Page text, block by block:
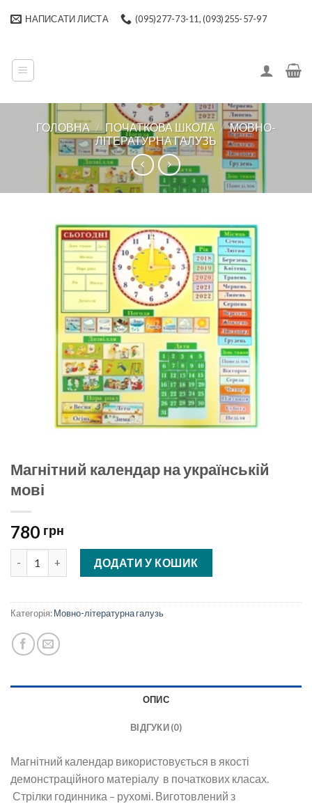
НАПИСАТИ ЛИСТА (095)277-73-11, (093)255-57-97
ГОЛОВНА / ПОЧАТКОВА ШКОЛА / МОВНО-
ЛІТЕРАТУРНА ГАЛУЗЬ
Магнітний календар на українській
мові
780 грн
Магнітний календар на українській мові кількість
ДОДАТИ У КОШИК
Категорія:Мовно-літературна галузь
ОПИС
ВІДГУКИ (0)
Магнітний календар використовується в якості
демонстраційного матеріалу в початкових класах.
Стрілки годинника – рухомі. Виготовлений з